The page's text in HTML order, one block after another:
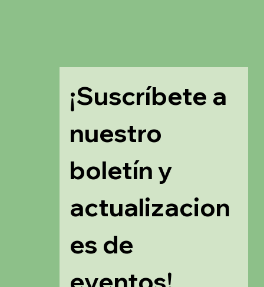
¡Suscríbete a
nuestro
boletín y
actualizacion
es de